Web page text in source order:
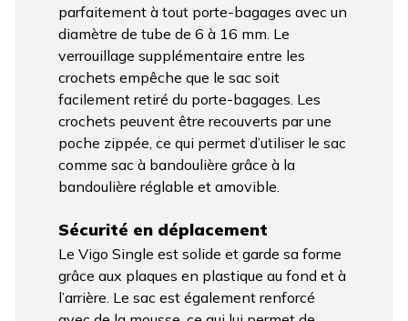
parfaitement à tout porte-bagages avec un
diamètre de tube de 6 à 16 mm. Le
verrouillage supplémentaire entre les
crochets empêche que le sac soit
facilement retiré du porte-bagages. Les
crochets peuvent être recouverts par une
poche zippée, ce qui permet d’utiliser le sac
comme sac à bandoulière grâce à la
bandoulière réglable et amovible.
Sécurité en déplacement
Le Vigo Single est solide et garde sa forme
grâce aux plaques en plastique au fond et à
l’arrière. Le sac est également renforcé